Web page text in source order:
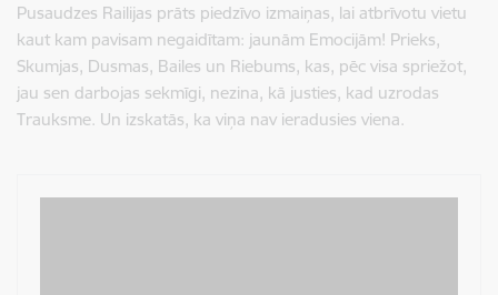
Pusaudzes Railijas prāts piedzīvo izmaiņas, lai atbrīvotu vietu
kaut kam pavisam negaidītam: jaunām Emocijām! Prieks,
Skumjas, Dusmas, Bailes un Riebums, kas, pēc visa spriežot,
jau sen darbojas sekmīgi, nezina, kā justies, kad uzrodas
Trauksme. Un izskatās, ka viņa nav ieradusies viena.